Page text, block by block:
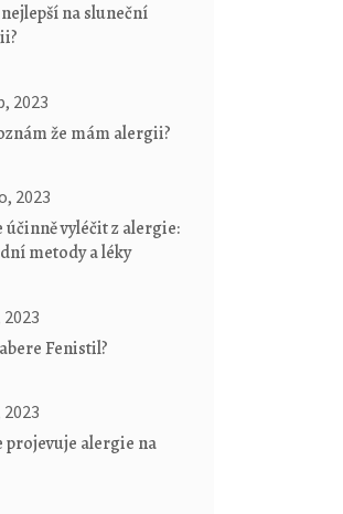
na sluneční
2023
že mám alergii?
2023
účinně vyléčit z alergie:
metody a léky
Fenistil?
2023
projevuje alergie na